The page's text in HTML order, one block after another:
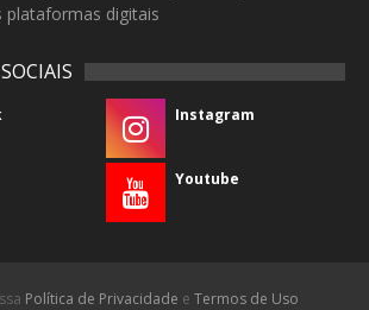
plataformas digitais
Instagram
Youtube
Política de Privacidade e Termos de Uso